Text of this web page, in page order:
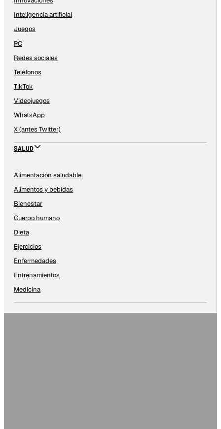
Inteligencia artificial
Juegos
PC
Redes sociales
Teléfonos
TikTok
Videojuegos
WhatsApp
X (antes Twitter)
SALUD
Alimentación saludable
Alimentos y bebidas
Bienestar
Cuerpo humano
Dieta
Ejercicios
Enfermedades
Entrenamientos
Medicina